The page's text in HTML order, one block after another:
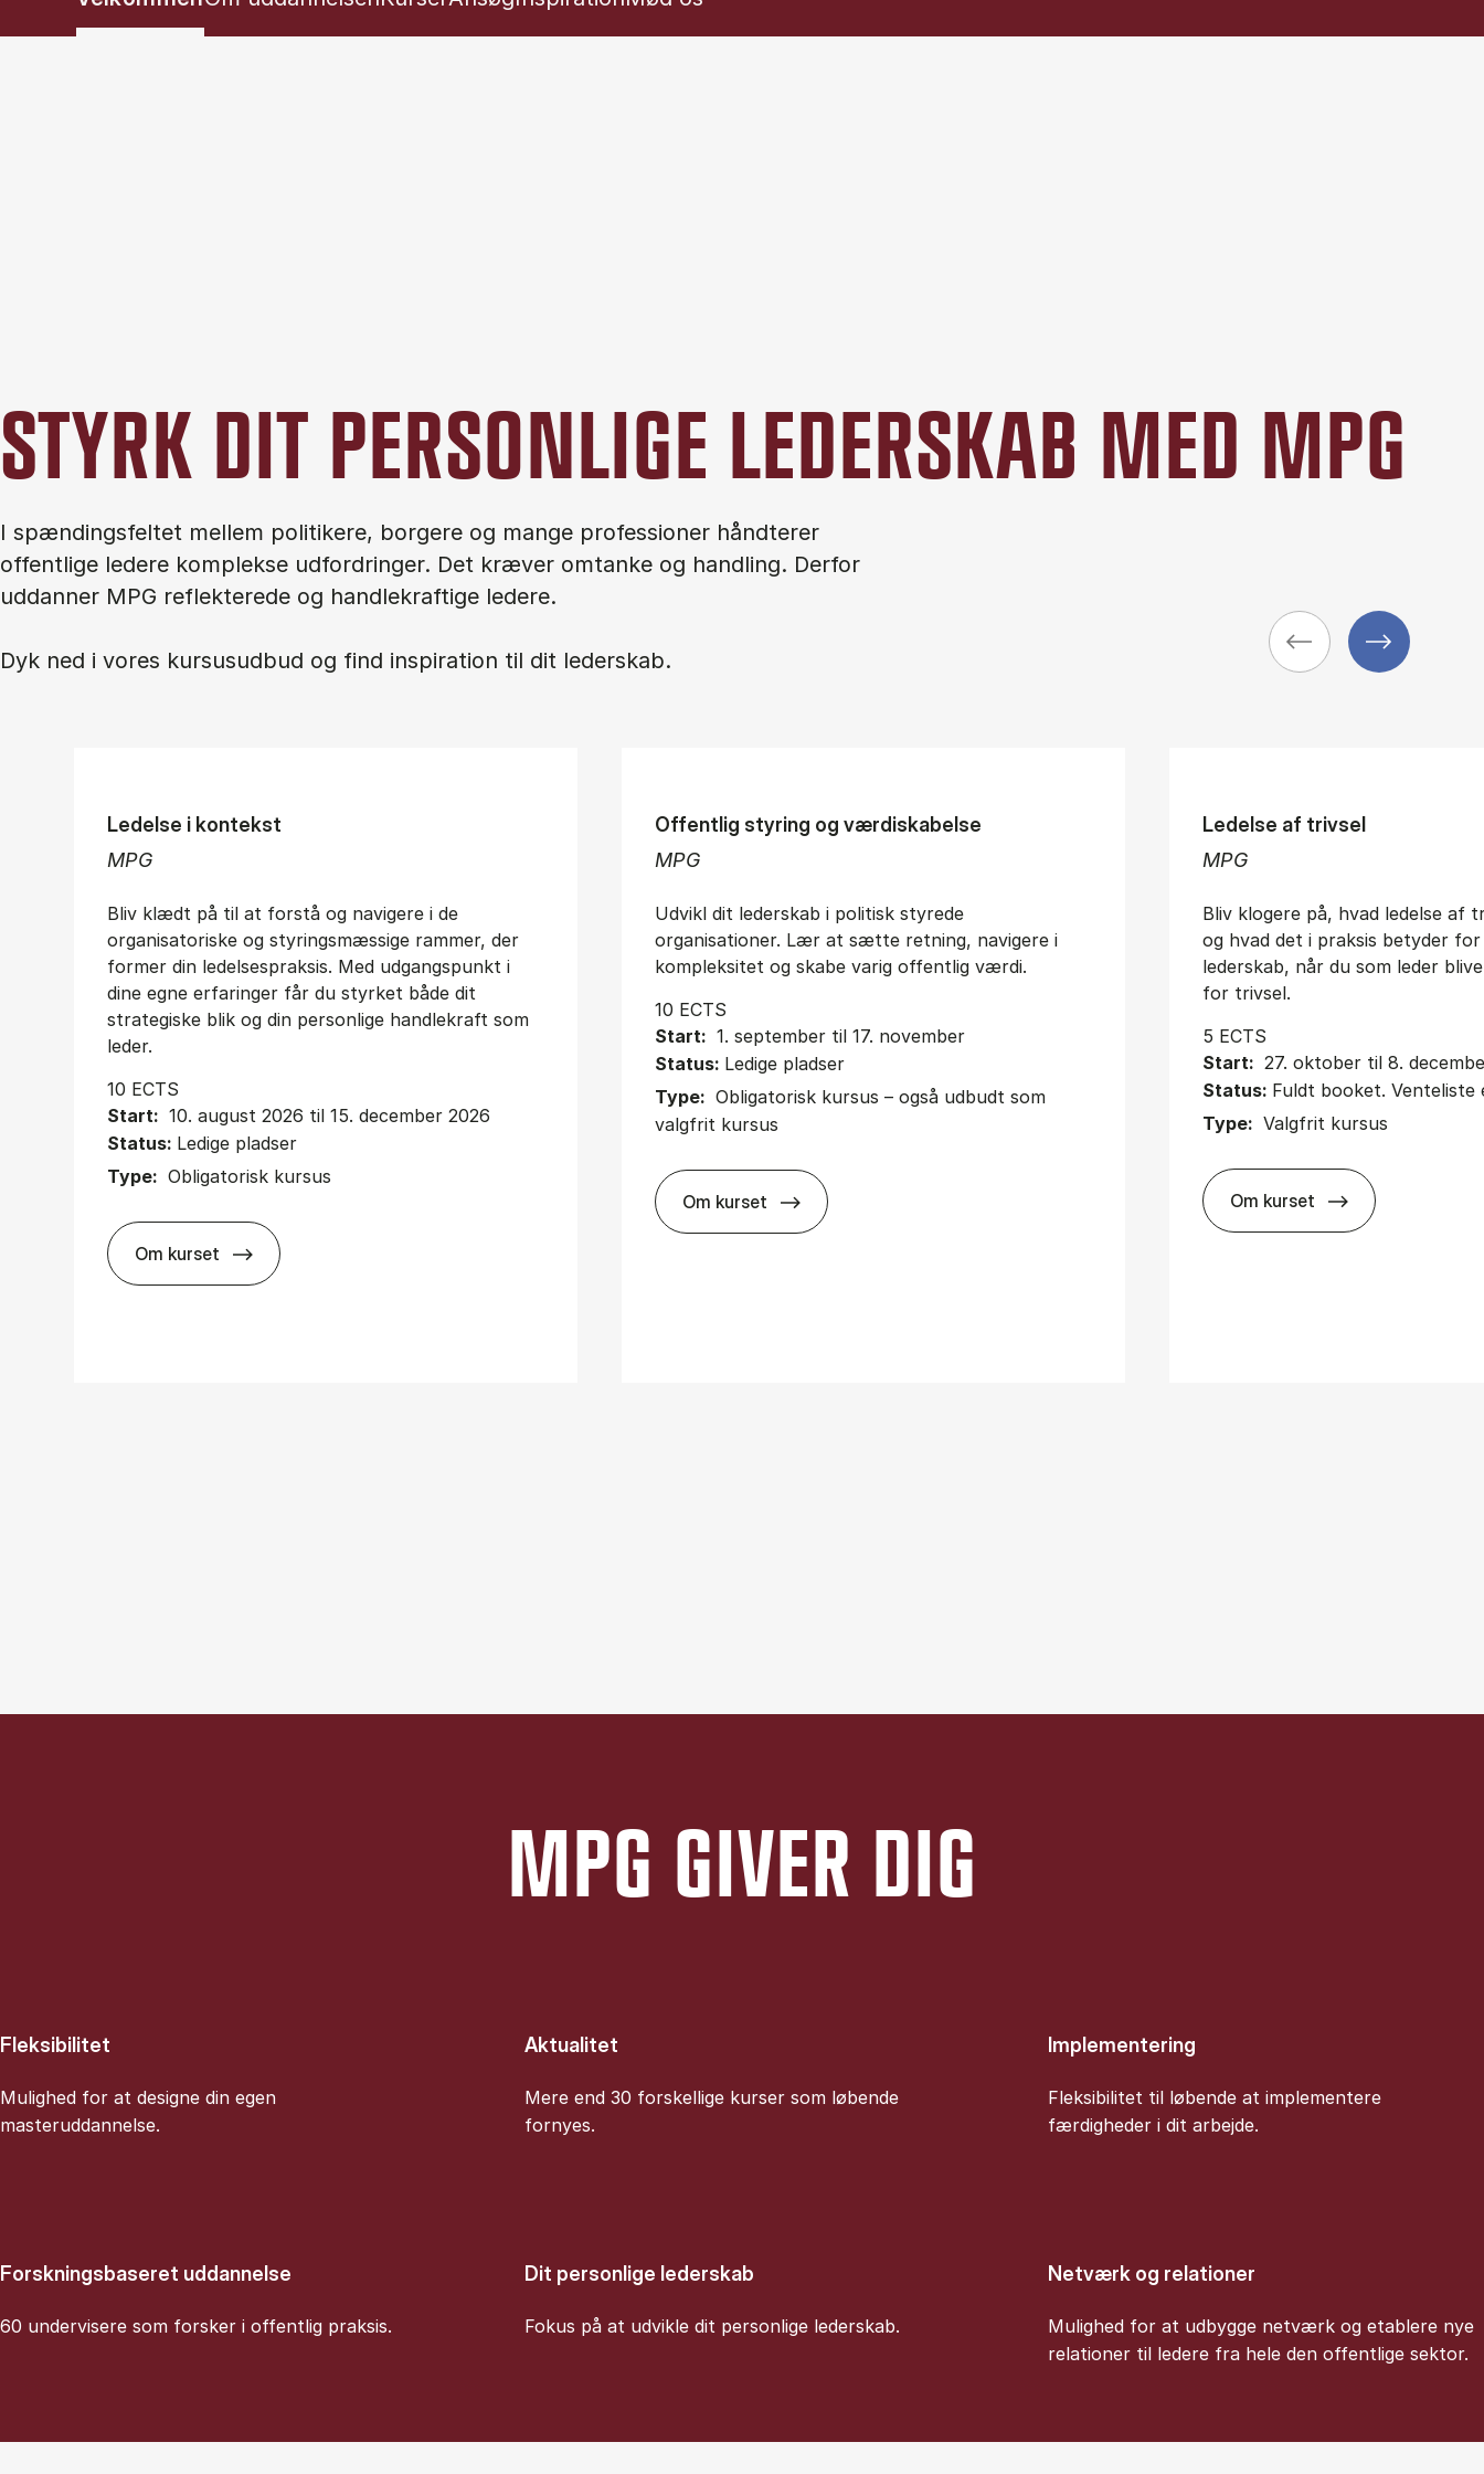
STYRK DIT PERSONLIGE LEDERSKAB MED MPG
I spændingsfeltet mellem politikere, borgere og mange professioner håndterer
offentlige ledere komplekse udfordringer. Det kræver omtanke og handling. Derfor
uddanner MPG reflekterede og handlekraftige ledere.
Dyk ned i vores kursusudbud og find inspiration til dit lederskab.
MPG
Ledelse i kontekst
Bliv klædt på til at forstå og navigere i de
organisatoriske og styringsmæssige rammer, der
former din ledelsespraksis. Med udgangspunkt i
dine egne erfaringer får du styrket både dit
strategiske blik og din personlige handlekraft som
leder.
10 ECTS
Start: 10. august 2026 til 15. december 2026
Status: Ledige pladser
Type: Obligatorisk kursus
Om kurset
MPG
Offentlig styring og værdiskabelse
Udvikl dit lederskab i politisk styrede
organisationer. Lær at sætte retning, navigere i
kompleksitet og skabe varig offentlig værdi.
10 ECTS
Start: 1. september til 17. november
Status: Ledige pladser
Type: Obligatorisk kursus – også udbudt som
valgfrit kursus
Om kurset
MPG
Ledelse af trivsel
Bliv klogere på, hvad ledelse af
og hvad det i praksis betyder
lederskab, når du som leder
for trivsel.
5 ECTS
Start: 27. oktober til 8.
Status: Fuldt booket. Venteliste
Type: Valgfrit kursus
Om kurset
MPG GIVER DIG
Fleksibilitet
Mulighed for at designe din egen
masteruddannelse.
Aktualitet
Mere end 30 forskellige kurser som løbende
fornyes.
Implementering
Fleksibilitet til løbende at implementere
færdigheder i dit arbejde.
Forskningsbaseret uddannelse
60 undervisere som forsker i offentlig praksis.
Dit personlige lederskab
Fokus på at udvikle dit personlige lederskab.
Netværk og relationer
Mulighed for at udbygge netværk og etablere nye
relationer til ledere fra hele den offentlige sektor.